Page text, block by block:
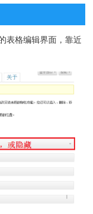
表格编辑界面，靠近